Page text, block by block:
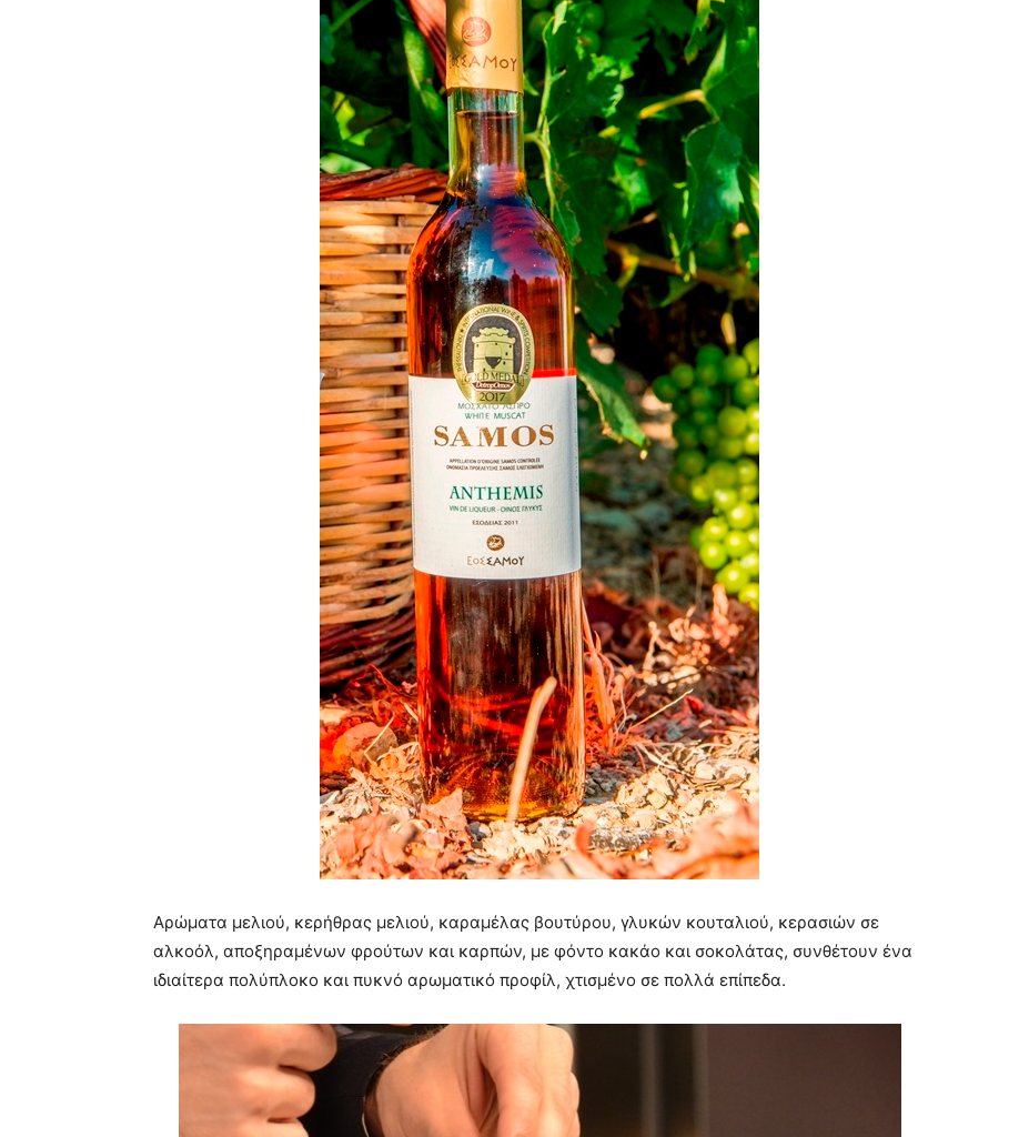
Αρώματα μελιού, κερήθρας μελιού, καραμέλας βουτύρου, γλυκών κουταλιού, κερασιών σε
αλκοόλ, αποξηραμένων φρούτων και καρπών, με φόντο κακάο και σοκολάτας, συνθέτουν ένα
ιδιαίτερα πολύπλοκο και πυκνό αρωματικό προφίλ, χτισμένο σε πολλά επίπεδα.